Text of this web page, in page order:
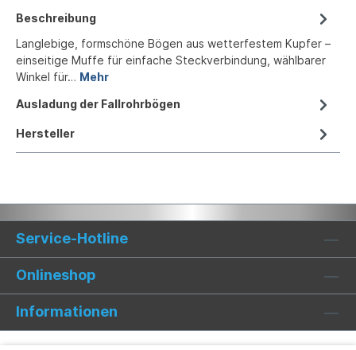
Beschreibung
Langlebige, formschöne Bögen aus wetterfestem Kupfer –
einseitige Muffe für einfache Steckverbindung, wählbarer
Winkel für… Mehr
Ausladung der Fallrohrbögen
Hersteller
Service-Hotline
Onlineshop
Informationen